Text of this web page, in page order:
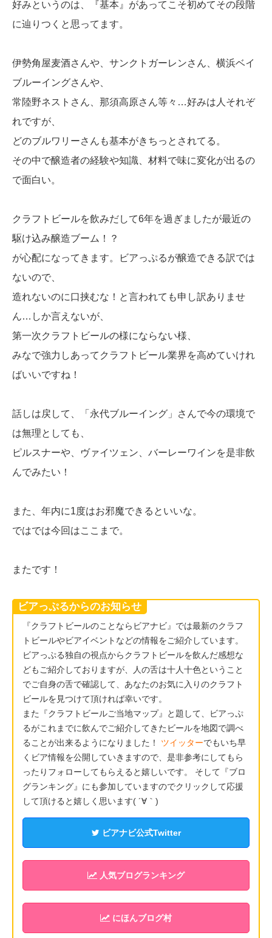
好みというのは、『基本』があってこそ初めてその段階
に辿りつくと思ってます。
伊勢角屋麦酒さんや、サンクトガーレンさん、横浜ベイ
ブルーイングさんや、
常陸野ネストさん、那須高原さん等々…好みは人それぞ
れですが、
どのブルワリーさんも基本がきちっとされてる。
その中で醸造者の経験や知識、材料で味に変化が出るの
で面白い。
クラフトビールを飲みだして6年を過ぎましたが最近の
駆け込み醸造ブーム！？
が心配になってきます。ビアっぷるが醸造できる訳では
ないので、
造れないのに口挟むな！と言われても申し訳ありませ
ん…しか言えないが、
第一次クラフトビールの様にならない様、
みなで強力しあってクラフトビール業界を高めていけれ
ばいいですね！
話しは戻して、「永代ブルーイング」さんで今の環境で
は無理としても、
ピルスナーや、ヴァイツェン、バーレーワインを是非飲
んでみたい！
また、年内に1度はお邪魔できるといいな。
ではでは今回はここまで。
またです！
ビアっぷるからのお知らせ
『クラフトビールのことならビアナビ』では最新のクラフ
トビールやビアイベントなどの情報をご紹介しています。
ビアっぷる独自の視点からクラフトビールを飲んだ感想な
どもご紹介しておりますが、人の舌は十人十色ということ
でご自身の舌で確認して、あなたのお気に入りのクラフト
ビールを見つけて頂ければ幸いです。
また『クラフトビールご当地マップ』と題して、ビアっぷ
るがこれまでに飲んでご紹介してきたビールを地図で調べ
ることが出来るようになりました！ ツイッターでもいち早
くビア情報を公開していきますので、是非参考にしてもら
ったりフォローしてもらえると嬉しいです。 そして『ブロ
グランキング』にも参加していますのでクリックして応援
して頂けると嬉しく思います( ´∀｀)
ビアナビ公式Twitter
人気ブログランキング
にほんブログ村